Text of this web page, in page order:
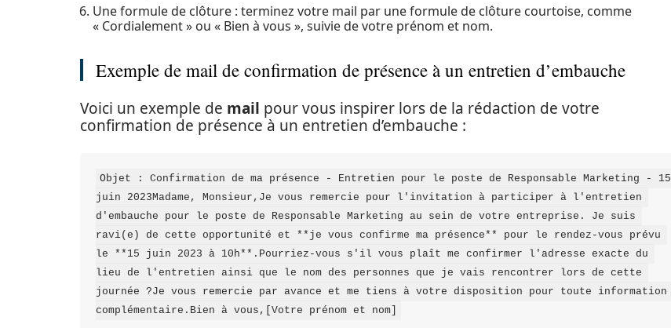
Une formule de clôture : terminez votre mail par une formule de clôture courtoise, comme
« Cordialement » ou « Bien à vous », suivie de votre prénom et nom.
Exemple de mail de confirmation de présence à un entretien d’embauche
Voici un exemple de mail pour vous inspirer lors de la rédaction de votre
confirmation de présence à un entretien d’embauche :
Objet : Confirmation de ma présence - Entretien pour le poste de Responsable Marketing - 15
juin 2023Madame, Monsieur,Je vous remercie pour l'invitation à participer à l'entretien
d'embauche pour le poste de Responsable Marketing au sein de votre entreprise. Je suis
ravi(e) de cette opportunité et **je vous confirme ma présence** pour le rendez-vous prévu
le **15 juin 2023 à 10h**.Pourriez-vous s'il vous plaît me confirmer l'adresse exacte du
lieu de l'entretien ainsi que le nom des personnes que je vais rencontrer lors de cette
journée ?Je vous remercie par avance et me tiens à votre disposition pour toute information
complémentaire.Bien à vous,[Votre prénom et nom]